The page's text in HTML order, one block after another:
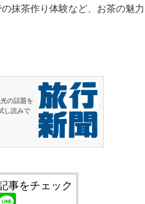
抹茶作り体験など、お茶の魅力
の話題を
し読みで
事をチェック